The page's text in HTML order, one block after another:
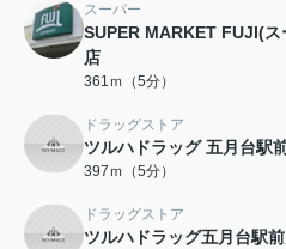
スーパー
SUPER MARKET FUJI(
店
361ｍ（5分）
ドラッグストア
ツルハドラッグ 五月台駅
397ｍ（5分）
ドラッグストア
ツルハドラッグ五月台駅